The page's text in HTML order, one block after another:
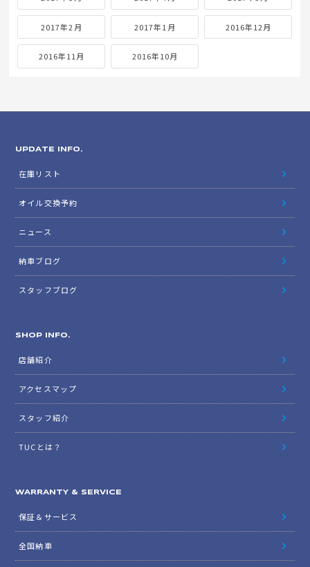
2017年2月 2017年1月 2016年12月
2016年11月 2016年10月
UPDATE INFO.
在庫リスト
オイル交換予約
ニュース
納車ブログ
スタッフブログ
SHOP INFO.
店舗紹介
アクセスマップ
スタッフ紹介
TUCとは？
WARRANTY & SERVICE
保証＆サービス
全国納車